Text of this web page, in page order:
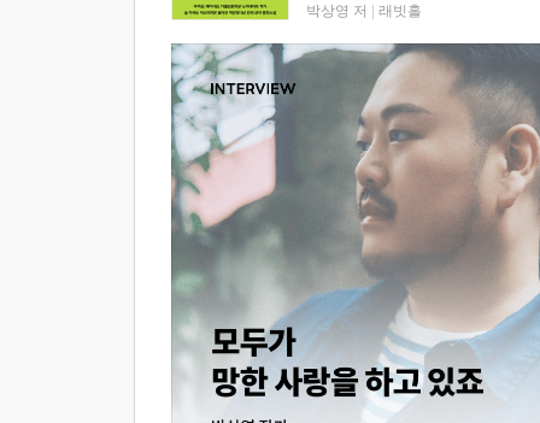
박상영 저 래빗홀